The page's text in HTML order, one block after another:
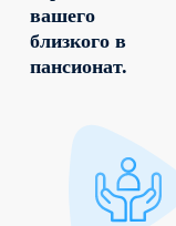
вашего
близкого в
пансионат.